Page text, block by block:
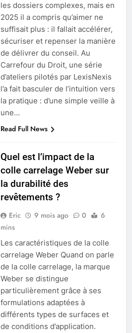
les dossiers complexes, mais en
2025 il a compris qu’aimer ne
suffisait plus : il fallait accélérer,
sécuriser et repenser la manière
de délivrer du conseil. Au
Carrefour du Droit, une série
d’ateliers pilotés par LexisNexis
l’a fait basculer de l’intuition vers
la pratique : d’une simple veille à
une…
Read Full News
Quel est l’impact de la
colle carrelage Weber sur
la durabilité des
revêtements ?
Eric 9 mois ago 0
6
mins
Les caractéristiques de la colle
carrelage Weber Quand on parle
de la colle carrelage, la marque
Weber se distingue
particulièrement grâce à ses
formulations adaptées à
différents types de surfaces et
de conditions d’application.